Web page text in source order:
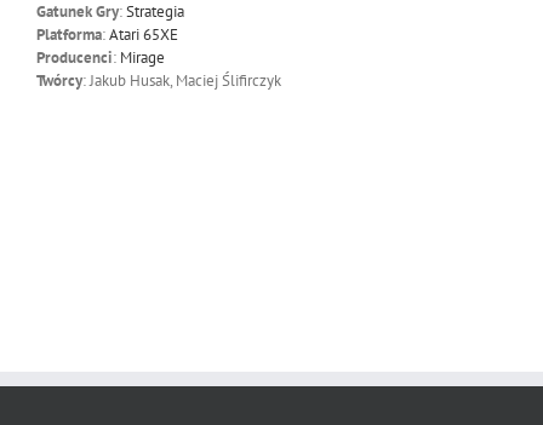
Gatunek Gry:Strategia
Platforma:Atari 65XE
Producenci: Mirage
Twórcy: Jakub Husak, Maciej Ślifirczyk